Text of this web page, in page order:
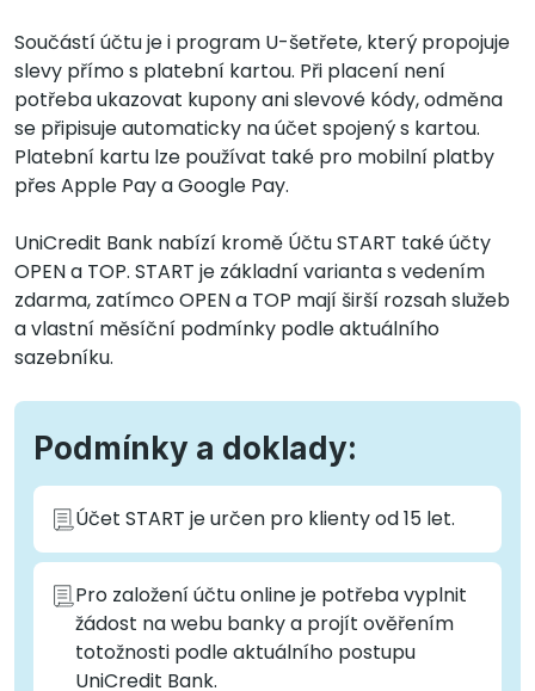
Součástí účtu je i program U-šetřete, který propojuje
slevy přímo s platební kartou. Při placení není
potřeba ukazovat kupony ani slevové kódy, odměna
se připisuje automaticky na účet spojený s kartou.
Platební kartu lze používat také pro mobilní platby
přes Apple Pay a Google Pay.
UniCredit Bank nabízí kromě Účtu START také účty
OPEN a TOP. START je základní varianta s vedením
zdarma, zatímco OPEN a TOP mají širší rozsah služeb
a vlastní měsíční podmínky podle aktuálního
sazebníku.
Podmínky a doklady:
Účet START je určen pro klienty od 15 let.
Pro založení účtu online je potřeba vyplnit
žádost na webu banky a projít ověřením
totožnosti podle aktuálního postupu
UniCredit Bank.